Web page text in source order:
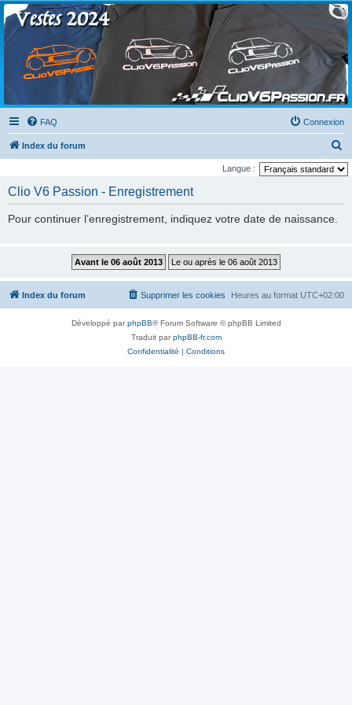
Clio V6 Passion
Le site français des passionnés de Clio V6
FAQ Connexion
Index du forum
e
h
e
Langue :
Clio V6 Passion - Enregistrement
Pour continuer l’enregistrement, indiquez votre date de naissance.
Index du forum Heures au format UTC+02:00
Supprimer les cookies
Développé parphpBB® Forum Software © phpBB Limited
Traduit parphpBB-fr.com
Confidentialité | Conditions